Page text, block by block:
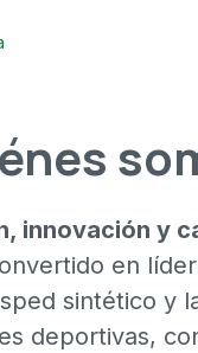
innovación y
en
sintético y
deportivas,